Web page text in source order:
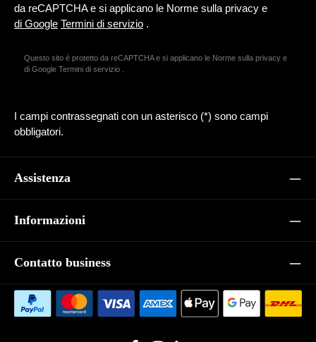
da reCAPTCHA e si applicano le Norme sulla privacy e
di Google Termini di servizio .
Questo sito è protetto da reCAPTCHA e si applicano le Norme sulla privacy e
di Google Termini di servizio
I campi contrassegnati con un asterisco (*) sono campi
obbligatori.
Assistenza
Informazioni
Contatto business